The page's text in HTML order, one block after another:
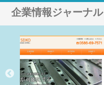
企業情報ジャーナル